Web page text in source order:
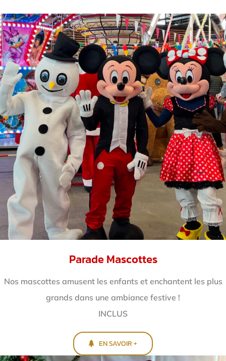
Parade Mascottes
Nos mascottes amusent les enfants et enchantent les plus
grands dans une ambiance festive !
INCLUS
EN SAVOIR +